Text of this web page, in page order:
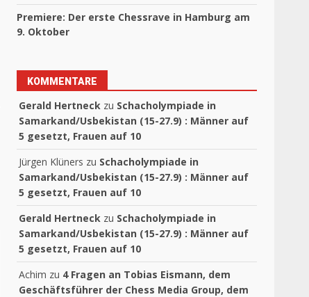
Premiere: Der erste Chessrave in Hamburg am
9. Oktober
KOMMENTARE
Gerald Hertneck zu Schacholympiade in
Samarkand/Usbekistan (15-27.9) : Männer auf
5 gesetzt, Frauen auf 10
Jürgen Klüners zu Schacholympiade in
Samarkand/Usbekistan (15-27.9) : Männer auf
5 gesetzt, Frauen auf 10
Gerald Hertneck zu Schacholympiade in
Samarkand/Usbekistan (15-27.9) : Männer auf
5 gesetzt, Frauen auf 10
Achim zu 4 Fragen an Tobias Eismann, dem
Geschäftsführer der Chess Media Group, dem